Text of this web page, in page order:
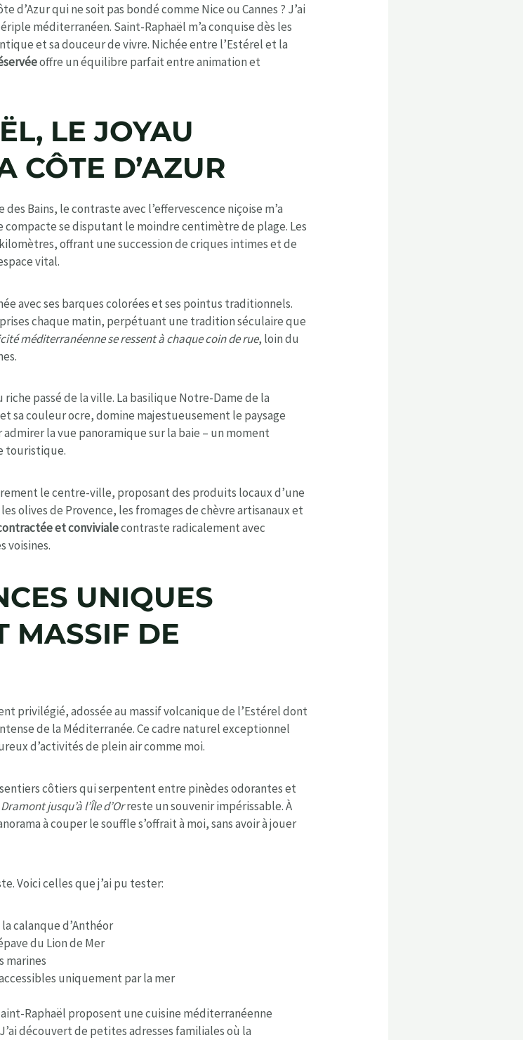
d’Azur qui ne soit pas bondé comme Nice ou Cannes ? J’ai
méditerranéen. Saint-Raphaël m’a conquise dès les
et sa douceur de vivre. Nichée entre l’Estérel et la
offre un équilibre parfait entre animation et
LE JOYAU
CÔTE D’AZUR
Bains, le contraste avec l’effervescence niçoise m’a
se disputant le moindre centimètre de plage. Les
offrant une succession de criques intimes et de
vital.
avec ses barques colorées et ses pointus traditionnels.
chaque matin, perpétuant une tradition séculaire que
méditerranéenne se ressent à chaque coin de rue, loin du
passé de la ville. La basilique Notre-Dame de la
sa couleur ocre, domine majestueusement le paysage
la vue panoramique sur la baie – un moment
touristique.
le centre-ville, proposant des produits locaux d’une
olives de Provence, les fromages de chèvre artisanaux et
et convivialecontraste radicalement avec
voisines.
UNIQUES
MASSIF DE
privilégié, adossée au massif volcanique de l’Estérel dont
de la Méditerranée. Ce cadre naturel exceptionnel
d’activités de plein air comme moi.
sentiers côtiers qui serpentent entre pinèdes odorantes et
jusqu’à l’Île d’Orreste un souvenir impérissable. À
à couper le souffle s’offrait à moi, sans avoir à jouer
Voici celles que j’ai pu tester:
calanque d’Anthéor
du Lion de Mer
marines
uniquement par la mer
Raphaël proposent une cuisine méditerranéenne
découvert de petites adresses familiales où la